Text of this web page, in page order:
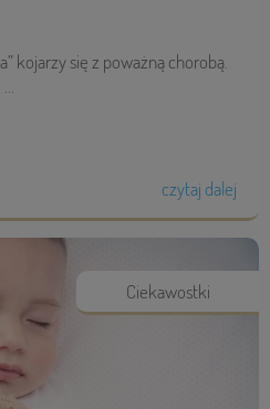
kojarzy się z poważną chorobą.
czytaj dalej
Ciekawostki